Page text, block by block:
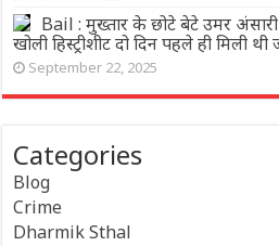
Bail : मुख्तार के छोटे बेटे उमर
खोली हिस्ट्रीशीट दो दिन पहले ही मिली
September 22, 2025
Categories
Blog
Crime
Dharmik Sthal